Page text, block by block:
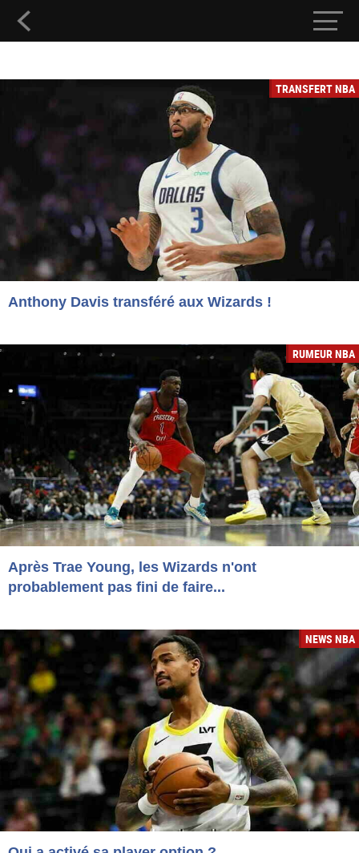
TRANSFERT NBA
Anthony Davis transféré aux Wizards !
RUMEUR NBA
Après Trae Young, les Wizards n'ont
probablement pas fini de faire...
NEWS NBA